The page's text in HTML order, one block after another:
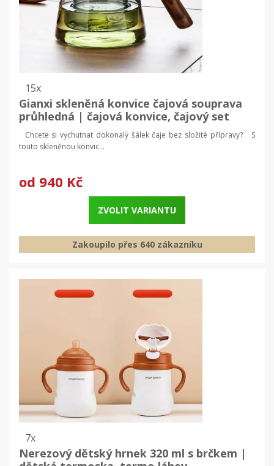
15x
Gianxi skleněná konvice čajová souprava
průhledná | čajová konvice, čajový set
Chcete si vychutnat dokonalý šálek čaje bez složité přípravy? S
touto skleněnou konvic...
od 940 Kč
ZVOLIT VARIANTU
Zakoupilo přes 640 zákazníku
7x
Nerezový dětský hrnek 320 ml s brčkem |